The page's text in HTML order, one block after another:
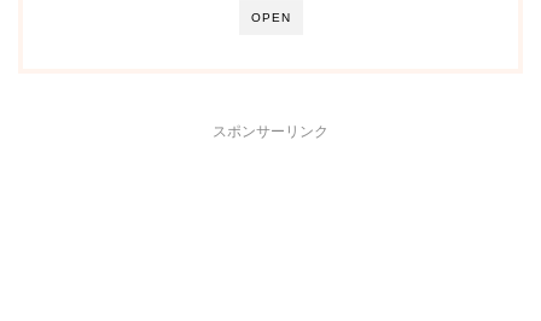
OPEN
スポンサーリンク